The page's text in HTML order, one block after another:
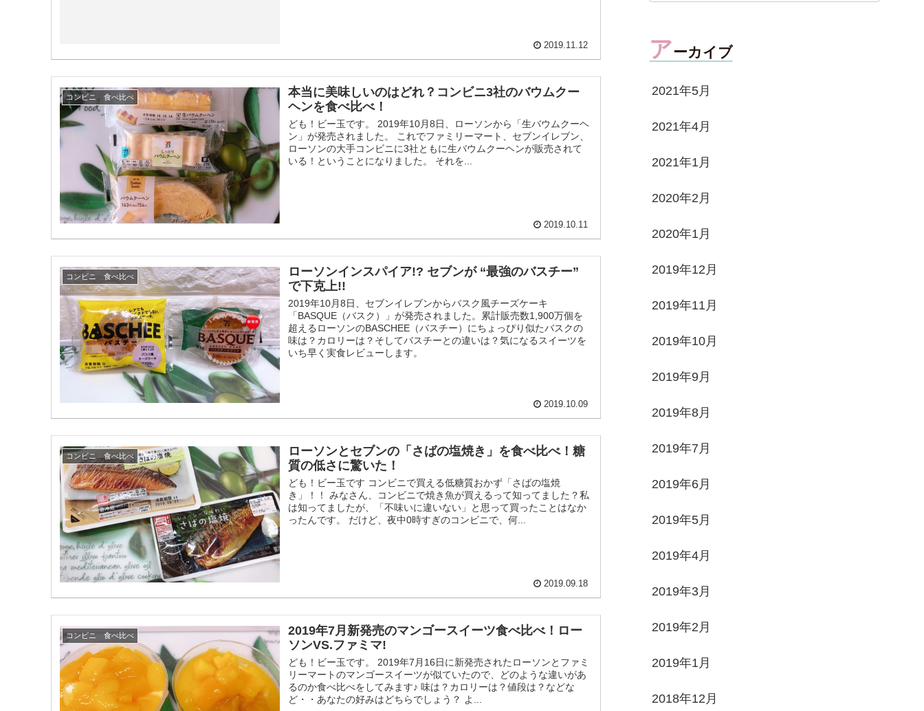
2019.11.12
コンビニ 食べ比べ
本当に美味しいのはどれ？コンビニ3社のバウムクー
ヘンを食べ比べ！
ども！ビー玉です。 2019年10月8日、ローソンから「生バウムクーヘ
ン」が発売されました。 これでファミリーマート、セブンイレブン、
ローソンの大手コンビニに3社ともに生バウムクーヘンが販売されて
いる！ということになりました。 それを...
2019.10.11
コンビニ 食べ比べ
ローソンインスパイア!? セブンが “最強のバスチー”
で下克上!!
2019年10月8日、セブンイレブンからバスク風チーズケーキ
「BASQUE（バスク）」が発売されました。累計販売数1,900万個を
超えるローソンのBASCHEE（バスチー）にちょっぴり似たバスクの
味は？カロリーは？そしてバスチーとの違いは？気になるスイーツを
いち早く実食レビューします。
2019.10.09
コンビニ 食べ比べ
ローソンとセブンの「さばの塩焼き」を食べ比べ！糖
質の低さに驚いた！
ども！ビー玉です コンビニで買える低糖質おかず「さばの塩焼
き」！！ みなさん、コンビニで焼き魚が買えるって知ってました？私
は知ってましたが、「不味いに違いない」と思って買ったことはなか
ったんです。 だけど、夜中0時すぎのコンビニで、何...
2019.09.18
コンビニ 食べ比べ
2019年7月新発売のマンゴースイーツ食べ比べ！ロー
ソンVS.ファミマ!
ども！ビー玉です。 2019年7月16日に新発売されたローソンとファミ
リーマートのマンゴースイーツが似ていたので、どのような違いがあ
るのか食べ比べをしてみます♪ 味は？カロリーは？値段は？などな
ど・・あなたの好みはどちらでしょう？ よ...
アーカイブ
2021年5月
2021年4月
2021年1月
2020年2月
2020年1月
2019年12月
2019年11月
2019年10月
2019年9月
2019年8月
2019年7月
2019年6月
2019年5月
2019年4月
2019年3月
2019年2月
2019年1月
2018年12月